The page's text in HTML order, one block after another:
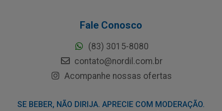
Fale Conosco
(83) 3015-8080
contato@nordil.com.br
Acompanhe nossas ofertas
SE BEBER, NÃO DIRIJA. APRECIE COM MODERAÇÃO.